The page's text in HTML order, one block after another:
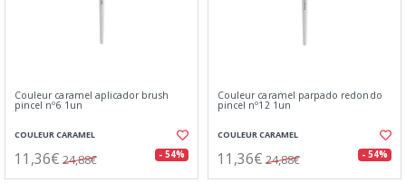
Couleur caramel aplicador brush
pincel nº6 1un
COULEUR CARAMEL
11,36€ 24,88€ - 54%
Couleur caramel parpado redondo
pincel nº12 1un
COULEUR CARAMEL
11,36€ 24,88€ - 54%